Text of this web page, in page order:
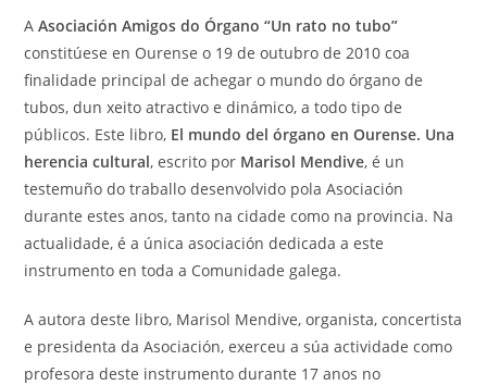
entrada:
entrada:
entrada:
AAsociación Amigos do Órgano “Un rato no tubo”
constitúese en Ourense o 19 de outubro de 2010 coa
finalidade principal de achegar o mundo do órgano de
tubos, dun xeito atractivo e dinámico, a todo tipo de
públicos. Este libro, El mundo del órgano en Ourense. Una
herencia cultural, escrito por Marisol Mendive, é un
testemuño do traballo desenvolvido pola Asociación
durante estes anos, tanto na cidade como na provincia. Na
actualidade, é a única asociación dedicada a este
instrumento en toda a Comunidade galega.
A autora deste libro, Marisol Mendive, organista, concertista
e presidenta da Asociación, exerceu a súa actividade como
profesora deste instrumento durante 17 anos no